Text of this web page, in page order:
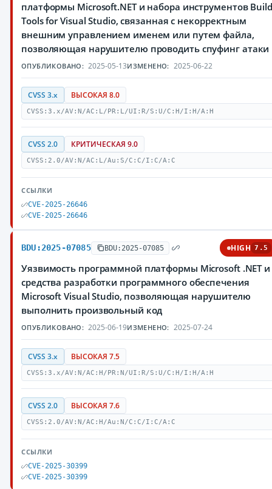
платформы Microsoft.NET и набора инструментов Build
Tools for Visual Studio, связанная с некорректным
внешним управлением именем или путем файла,
позволяющая нарушителю проводить спуфинг атаки
ОПУБЛИКОВАНО: 2025-05-13ИЗМЕНЕНО: 2025-06-22
CVSS 3.x ВЫСОКАЯ 8.0
CVSS:3.x/AV:N/AC:L/PR:L/UI:R/S:U/C:H/I:H/A:H
CVSS 2.0 КРИТИЧЕСКАЯ 9.0
CVSS:2.0/AV:N/AC:L/Au:S/C:C/I:C/A:C
ССЫЛКИ
CVE-2025-26646
CVE-2025-26646
BDU:2025-07085 BDU:2025-07085 HIGH 7.5
Уязвимость программной платформы Microsoft .NET и
средства разработки программного обеспечения
Microsoft Visual Studio, позволяющая нарушителю
выполнить произвольный код
ОПУБЛИКОВАНО: 2025-06-19ИЗМЕНЕНО: 2025-07-24
CVSS 3.x ВЫСОКАЯ 7.5
CVSS:3.x/AV:N/AC:H/PR:N/UI:R/S:U/C:H/I:H/A:H
CVSS 2.0 ВЫСОКАЯ 7.6
CVSS:2.0/AV:N/AC:H/Au:N/C:C/I:C/A:C
ССЫЛКИ
CVE-2025-30399
CVE-2025-30399